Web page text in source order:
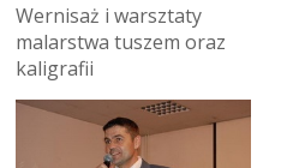
Wernisaż i warsztaty
malarstwa tuszem oraz
kaligrafii